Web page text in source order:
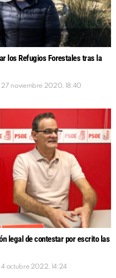
los Refugios Forestales tras la
27 noviembre 2020, 18:40
legal de contestar por escrito las
4 octubre 2022, 14:24